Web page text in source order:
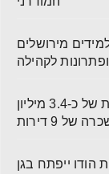
מירושלים
לקהילה
תושב ירושלים חשוד שלא דיווח על הכנסות של כ-3.4 מיליון
9 דירות
ייפתח בגן